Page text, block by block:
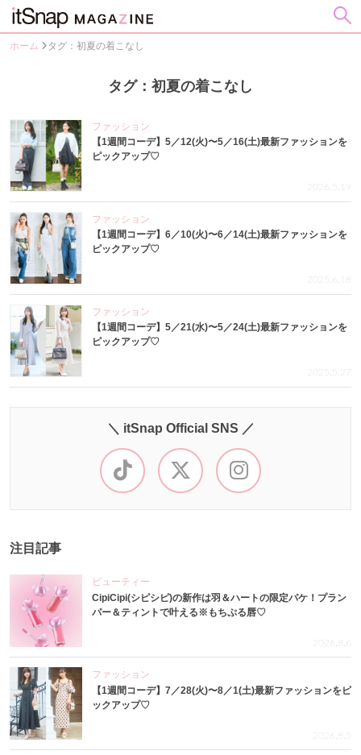
ホーム タグ：初夏の着こなし
タグ：初夏の着こなし
ファッション
【1週間コーデ】5／12(火)〜5／16(土)最新ファッションを
ピックアップ♡
2026.5.19
ファッション
【1週間コーデ】6／10(火)〜6／14(土)最新ファッションを
ピックアップ♡
2025.6.18
ファッション
【1週間コーデ】5／21(水)〜5／24(土)最新ファッションを
ピックアップ♡
＼ itSnap Official SNS ／
注目記事
ビューティー
CipiCipi(シピシピ)の新作は羽＆ハートの限定パケ！プラン
パー＆ティントで叶える※もちぷる唇♡
2026.8.6
ファッション
【1週間コーデ】7／28(火)〜8／1(土)最新ファッションをピ
ックアップ♡
2026.8.5